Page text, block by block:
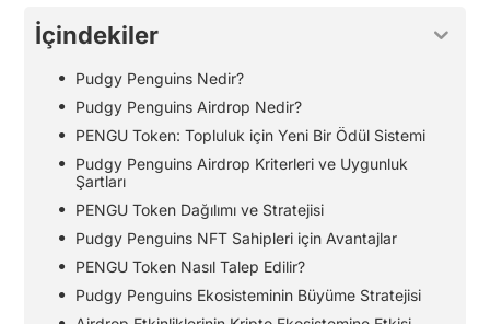
İçindekiler
Pudgy Penguins Nedir?
Pudgy Penguins Airdrop Nedir?
PENGU Token: Topluluk için Yeni Bir Ödül Sistemi
Pudgy Penguins Airdrop Kriterleri ve Uygunluk
Şartları
PENGU Token Dağılımı ve Stratejisi
Pudgy Penguins NFT Sahipleri için Avantajlar
PENGU Token Nasıl Talep Edilir?
Pudgy Penguins Ekosisteminin Büyüme Stratejisi